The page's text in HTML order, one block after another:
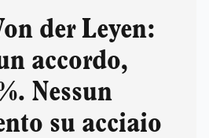
der Leyen:
accordo,
Nessun
su acciaio